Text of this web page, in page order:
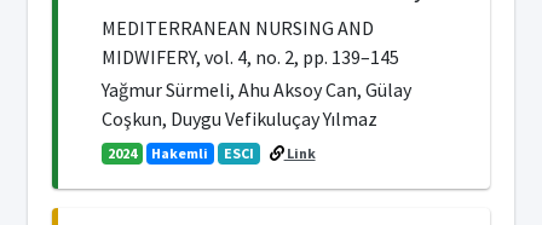
MEDITERRANEAN NURSING AND
MIDWIFERY, vol. 4, no. 2, pp. 139–145
Yağmur Sürmeli, Ahu Aksoy Can, Gülay
Coşkun, Duygu Vefikuluçay Yılmaz
2024 Hakemli ESCI Link